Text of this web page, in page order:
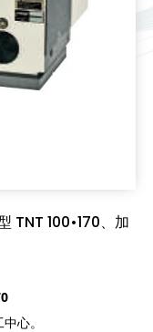
TNT 100•170、加
心。